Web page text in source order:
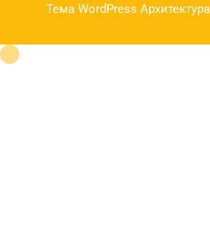
Тема WordPress Архитектура